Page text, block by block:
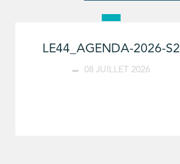
LE44_AGENDA-2026-S2
08 JUILLET 2026